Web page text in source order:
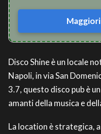
Disco Shine è un locale
Napoli, in via San
3.7, questo disco pub è
amanti della musica e
La location è strategica,